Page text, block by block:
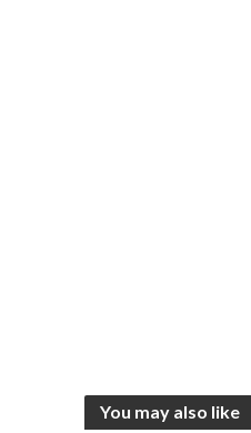
You may also like